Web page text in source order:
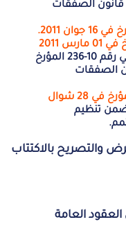
2010 المتضمن قانون الصفقات
المعدل و المتمم للمرسوم الرئاسي رقم 10-236 المؤرخ
قانون الصفقات
المرسوم الرئاسي رقم 10 – 236 المؤرخ في 28 شوال
تنظيم
والتصريح بالاكتتاب